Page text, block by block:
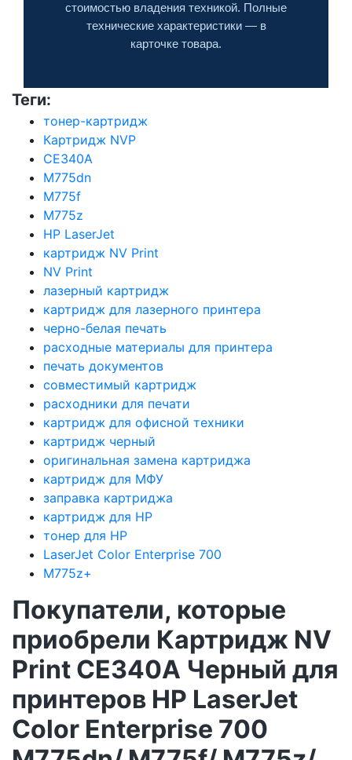
стоимостью владения техникой. Полные
технические характеристики — в
карточке товара.
Теги:
тонер-картридж
Картридж NVP
CE340A
M775dn
M775f
M775z
HP LaserJet
картридж NV Print
NV Print
лазерный картридж
картридж для лазерного принтера
черно-белая печать
расходные материалы для принтера
печать документов
совместимый картридж
расходники для печати
картридж для офисной техники
картридж черный
оригинальная замена картриджа
картридж для МФУ
заправка картриджа
картридж для HP
тонер для HP
LaserJet Color Enterprise 700
M775z+
Покупатели, которые
приобрели Картридж NV
Print CE340A Черный для
принтеров HP LaserJet
Color Enterprise 700